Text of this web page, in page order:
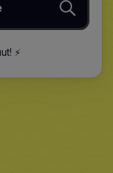
! ⚡️